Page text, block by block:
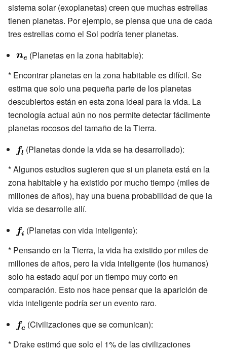
sistema solar (exoplanetas) creen que muchas estrellas
tienen planetas. Por ejemplo, se piensa que una de cada
tres estrellas como el Sol podría tener planetas.
(Planetas en la zona habitable):
* Encontrar planetas en la zona habitable es difícil. Se
estima que solo una pequeña parte de los planetas
descubiertos están en esta zona ideal para la vida. La
tecnología actual aún no nos permite detectar fácilmente
planetas rocosos del tamaño de la Tierra.
(Planetas donde la vida se ha desarrollado):
* Algunos estudios sugieren que si un planeta está en la
zona habitable y ha existido por mucho tiempo (miles de
millones de años), hay una buena probabilidad de que la
vida se desarrolle allí.
(Planetas con vida inteligente):
* Pensando en la Tierra, la vida ha existido por miles de
millones de años, pero la vida inteligente (los humanos)
solo ha estado aquí por un tiempo muy corto en
comparación. Esto nos hace pensar que la aparición de
vida inteligente podría ser un evento raro.
(Civilizaciones que se comunican):
* Drake estimó que solo el 1% de las civilizaciones